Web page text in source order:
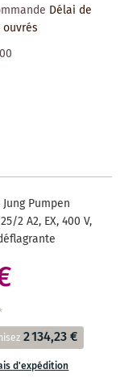
Délai de
Pumpen
2 A2, EX, 400 V,
2 134,23 €
d'expédition